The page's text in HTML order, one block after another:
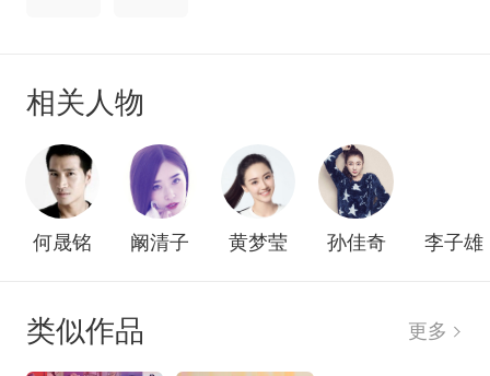
相关人物
何晟铭 阚清子 黄梦莹 孙佳奇 李子雄
更多
类似作品